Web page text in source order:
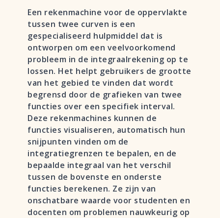
Een rekenmachine voor de oppervlakte
tussen twee curven is een
gespecialiseerd hulpmiddel dat is
ontworpen om een veelvoorkomend
probleem in de integraalrekening op te
lossen. Het helpt gebruikers de grootte
van het gebied te vinden dat wordt
begrensd door de grafieken van twee
functies over een specifiek interval.
Deze rekenmachines kunnen de
functies visualiseren, automatisch hun
snijpunten vinden om de
integratiegrenzen te bepalen, en de
bepaalde integraal van het verschil
tussen de bovenste en onderste
functies berekenen. Ze zijn van
onschatbare waarde voor studenten en
docenten om problemen nauwkeurig op